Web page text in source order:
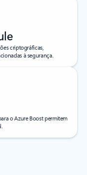
criptográficas,
à segurança.
o Azure Boost permitem